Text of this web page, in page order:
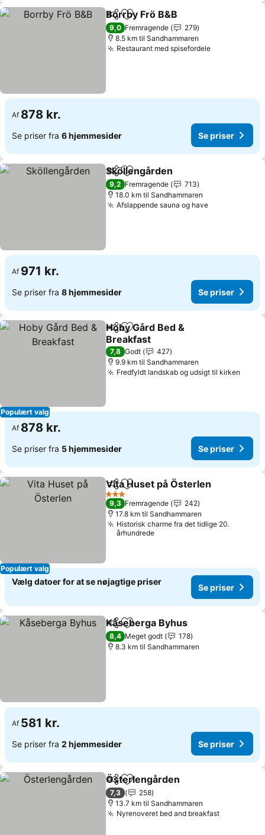
Del Føj til favoritter
Borrby Frö B&B
9,0 Fremragende
279
8.5 km til Sandhammaren
Restaurant med spisefordeleSe priser
Af 878 kr.
Se priser fra 6 hjemmesider Se priser
Del Føj til favoritter
Sköllengården
9,2 Fremragende
713
18.0 km til Sandhammaren
Afslappende sauna og haveSe priser
Af 971 kr.
Se priser fra 8 hjemmesider Se priser
Populært valg
Del Føj til favoritter
Hoby Gård Bed &
Breakfast
Se priser
7,8 Godt
427
9.9 km til Sandhammaren
Fredfyldt landskab og udsigt til kirken
Af 878 kr.
Se priser fra 5 hjemmesider Se priser
Populært valg
Del Føj til favoritter
Vita Huset på Österlen
3 Stjerner
9,3 Fremragende
242
17.8 km til Sandhammaren
Historisk charme fra det tidlige 20.
århundrede
Vælg datoer for at se nøjagtige priser
Se priser
Del Føj til favoritter
Kåseberga Byhus
8,4 Meget godt
178
8.3 km til Sandhammaren
Af 581 kr.
Se priser fra 2 hjemmesider Se priser
Del Føj til favoritter
Österlengården
7,3
258
13.7 km til Sandhammaren
Nyrenoveret bed and breakfastSe priser